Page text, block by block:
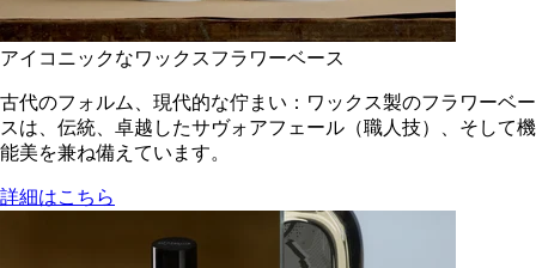
アイコニックなワックスフラワーベース
古代のフォルム、現代的な佇まい：ワックス製のフラワーベー
スは、伝統、卓越したサヴォアフェール（職人技）、そして機
能美を兼ね備えています。
詳細はこちら